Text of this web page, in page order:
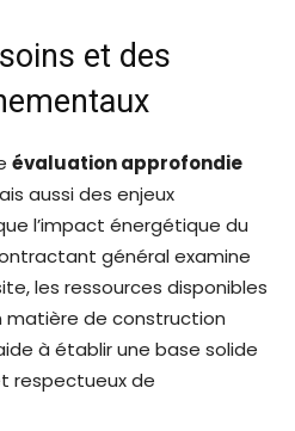
et des
évaluation approfondie
aussi des enjeux
l’impact énergétique du
général examine
les ressources disponibles
matière de construction
à établir une base solide
respectueux de